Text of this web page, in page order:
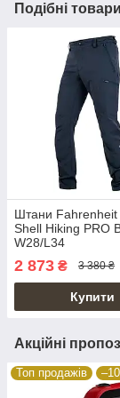
Подібні
Штани Fahrenheit
Shell Hiking PRO
W28/L34
2 873 ₴ 3 380 ₴
Купити
Акційні
Топ продажів